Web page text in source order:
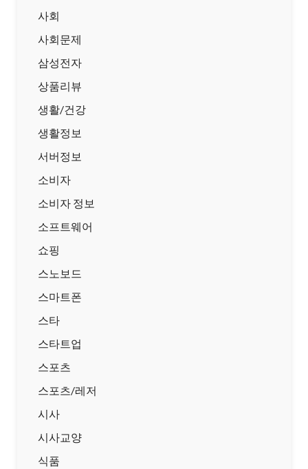
사회
사회문제
삼성전자
상품리뷰
생활/건강
생활정보
서버정보
소비자
소비자 정보
소프트웨어
쇼핑
스노보드
스마트폰
스타
스타트업
스포츠
스포츠/레저
시사
시사교양
식품